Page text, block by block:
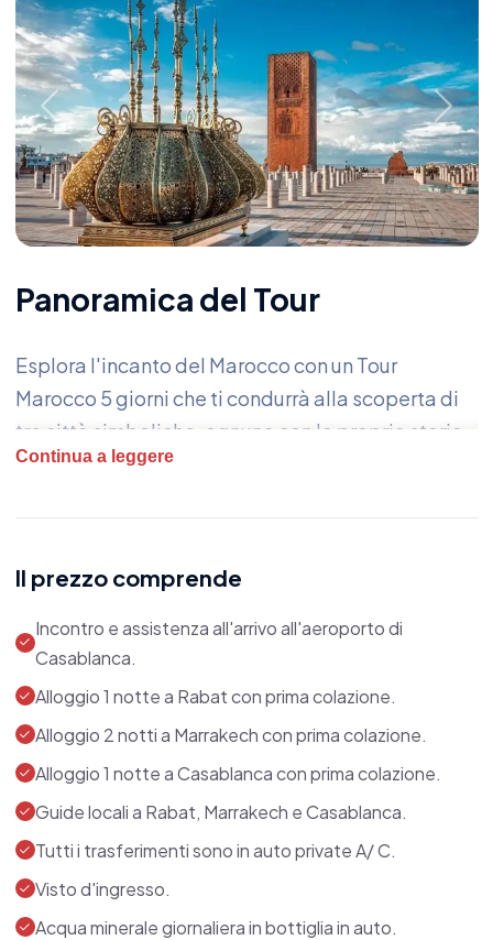
Previous Next
Panoramica del Tour
Esplora l'incanto del Marocco con un Tour
Marocco 5 giorni che ti condurrà alla scoperta di
tre città simboliche, ognuna con la propria storia,
cultura e atmosfera unica.
capitale economica del Marocco. Ammira la
grandi e spettacolari al mondo, e passeggi lungo
la Corniche per ammirare il contrasto tra
modernità e tradizione.
Rabat:Prosegui verso la capitale politica del
Marocco, Rabat, una città intrisa di storia e
cultura. Esplora laKasbah degli Oudaia, un
affascinante quartiere fortificato, visita il
Mausoleo di Mohammed V
Continua a leggere
Il prezzo comprende
Incontro e assistenza all'arrivo all'aeroporto di
Casablanca.
Alloggio 1 notte a Rabat con prima colazione.
Alloggio 2 notti a Marrakech con prima colazione.
Alloggio 1 notte a Casablanca con prima colazione.
Guide locali a Rabat, Marrakech e Casablanca.
Tutti i trasferimenti sono in auto private A/ C.
Visto d'ingresso.
Acqua minerale giornaliera in bottiglia in auto.